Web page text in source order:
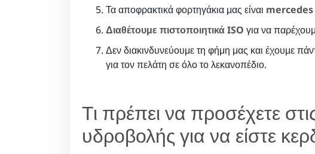
Τα αποφρακτικά φορτηγάκια μας είναι mercedes
Διαθέτουμε πιστοποιητικά ISO για να
Δεν διακινδυνεύουμε τη φήμη μας και έχουμε
για τον πελάτη σε όλο το λεκανοπέδιο.
Τι πρέπει να προσέχετε
υδροβολής για να είστε